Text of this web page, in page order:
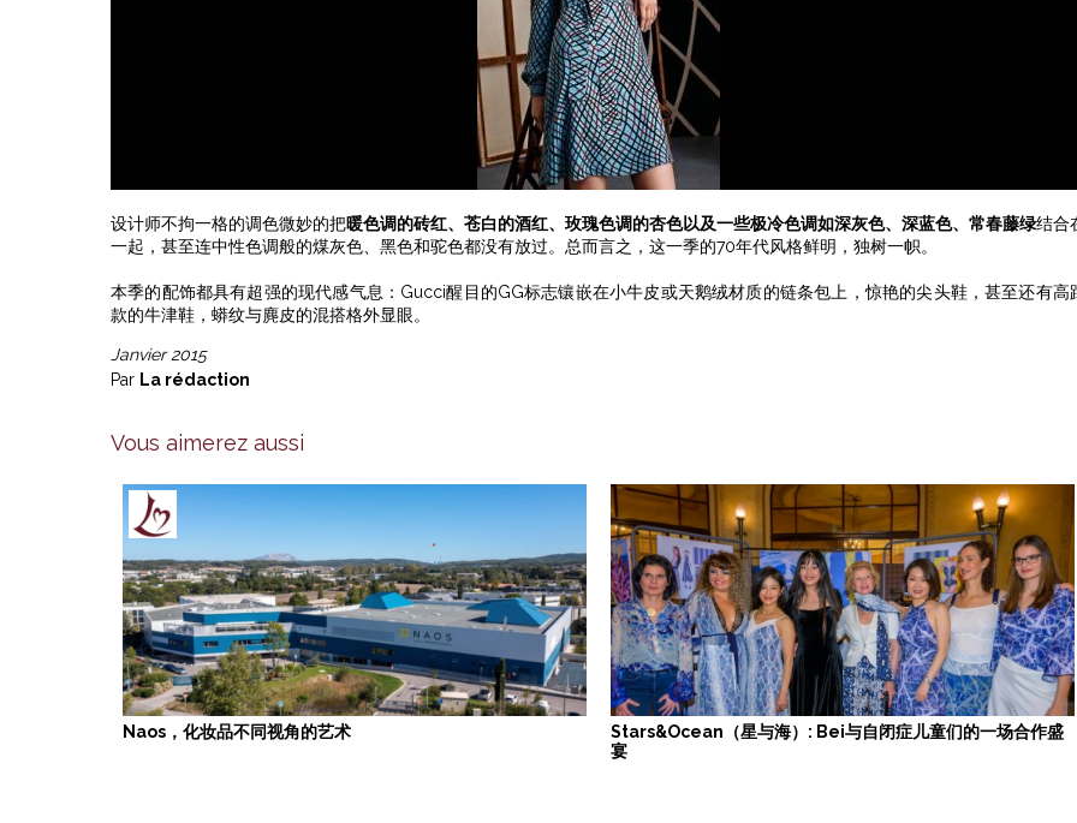
设计师不拘一格的调色微妙的把暖色调的砖红、苍白的酒红、玫瑰色调的杏色以及一些极冷色调如深灰色、深蓝色、常春藤绿结合
一起，甚至连中性色调般的煤灰色、黑色和驼色都没有放过。总而言之，这一季的70年代风格鲜明，独树一帜。
本季的配饰都具有超强的现代感气息：Gucci醒目的GG标志镶嵌在小牛皮或天鹅绒材质的链条包上，惊艳的尖头鞋，甚至还有高
款的牛津鞋，蟒纹与麂皮的混搭格外显眼。
Janvier 2015
Par La rédaction
Vous aimerez aussi
Naos，化妆品不同视角的艺术
Stars&Ocean（星与海）: Bei与自闭症儿童们的一场合作盛
宴